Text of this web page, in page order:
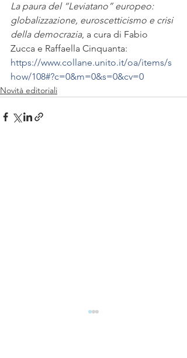
La paura del “Leviatano” europeo:
globalizzazione, euroscetticismo e crisi
della democrazia, a cura di Fabio
Zucca e Raffaella Cinquanta:
https://www.collane.unito.it/oa/items/s
how/108#?c=0&m=0&s=0&cv=0
Novità editoriali